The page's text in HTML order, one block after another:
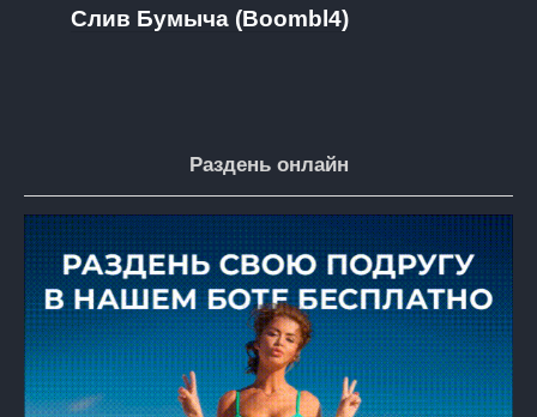
Слив Бумыча (Boombl4)
Раздень онлайн